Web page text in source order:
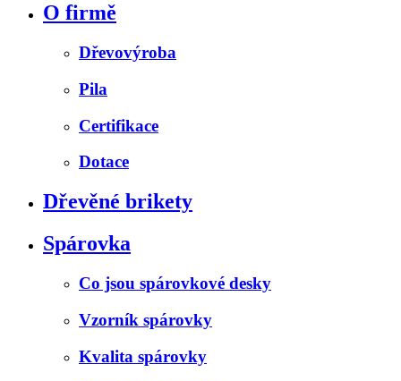
O firmě
Dřevovýroba
Pila
Certifikace
Dotace
Dřevěné brikety
Spárovka
Co jsou spárovkové desky
Vzorník spárovky
Kvalita spárovky